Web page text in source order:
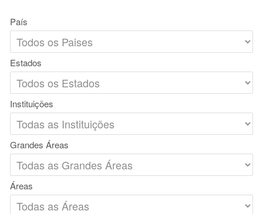
País
Estados
Instituições
Grandes Áreas
Áreas